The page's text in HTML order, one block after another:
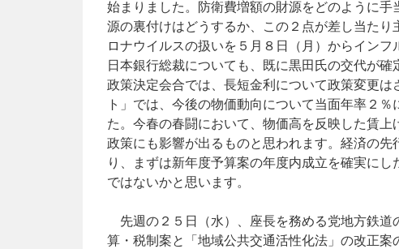
ッ
始まりました。防衛費増額の財源をどのように
源の裏付けはどうするか、この２点が差し当た
ロナウイルスの扱いを５月８日（月）からイン
日本銀行総裁についても、既に黒田氏の交代が
政策決定会合では、長短金利について政策変更
ト」では、今後の物価動向について当面年率２
た。今春の春闘において、物価高を反映した賃
政策にも影響が出るものと思われます。経済の
り、まずは新年度予算案の年度内成立を確実に
ではないかと思います。
先週の２５日（水）、座長を務める党地方鉄道
算・税制案と「地域公共交通活性化法」の改正